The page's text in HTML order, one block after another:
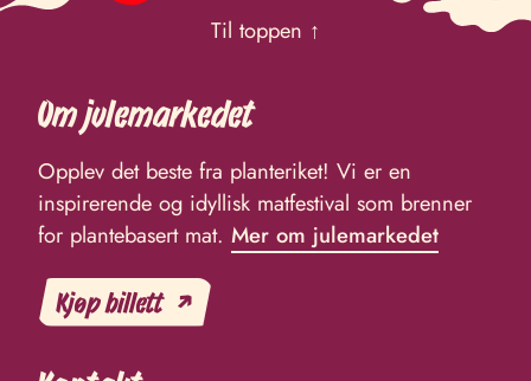
Til toppen ↑
Om julemarkedet
Opplev det beste fra planteriket! Vi er en
inspirerende og idyllisk matfestival som brenner
for plantebasert mat. Mer om julemarkedet
Kjøp billett